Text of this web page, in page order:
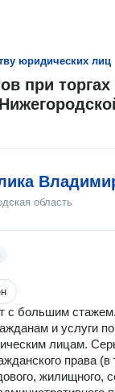
юридических лиц
при торгах
область
с большим
и услуги
лицам.
права (в
жилищного,